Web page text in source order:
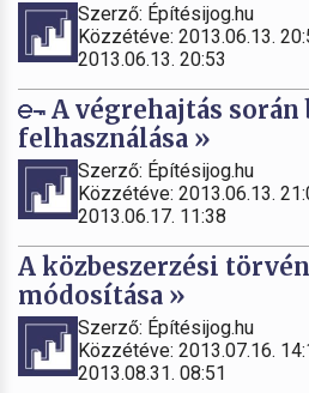
Szerző: Építésijog.hu
Közzétéve: 2013.06.13.
2013.06.13. 20:53
A végrehajtás
felhasználása »
Szerző: Építésijog.hu
Közzétéve: 2013.06.13.
2013.06.17. 11:38
A közbeszerzési
módosítása »
Szerző: Építésijog.hu
Közzétéve: 2013.07.16.
2013.08.31. 08:51